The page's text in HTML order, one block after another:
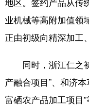
业机械等高附加值领
正由初级向精深加工
同时，浙江仁之初
产融合项目”、和济
富硒农产品加工项目